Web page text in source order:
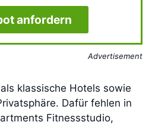
anfordern
Advertisement
klassische Hotels sowie
Dafür fehlen in
Fitnessstudio,